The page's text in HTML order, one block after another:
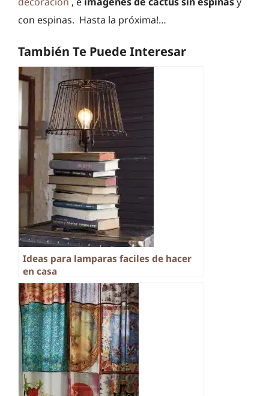
con espinas. Hasta la próxima!…
También Te Puede Interesar
Ideas para lamparas faciles de hacer
en casa